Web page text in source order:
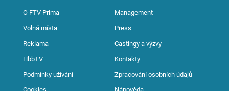
O FTV Prima Management
Volná místa Press
Reklama Castingy a výzvy
HbbTV Kontakty
Podmínky užívání Zpracování osobních údajů